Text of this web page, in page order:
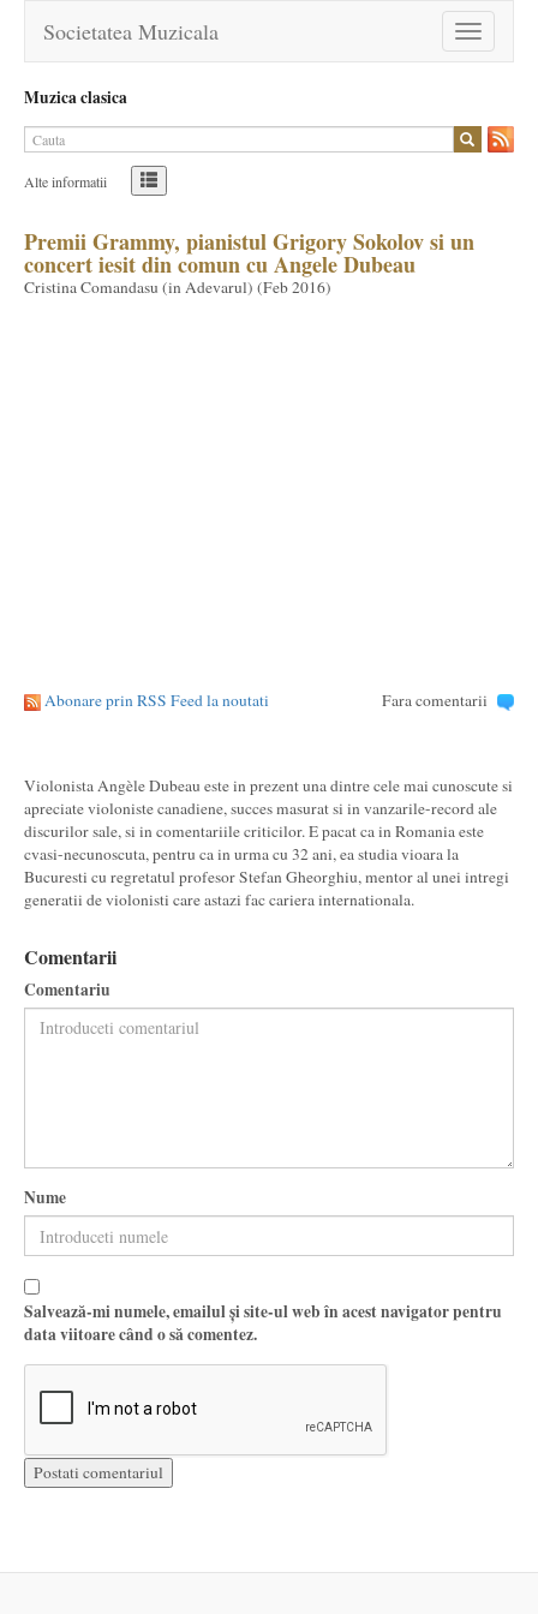
Toggle
navigation
Societatea Muzicala
Muzica clasica
Alte informatii
Premii Grammy, pianistul Grigory Sokolov si un
concert iesit din comun cu Angele Dubeau
Cristina Comandasu (in Adevarul) (Feb 2016)
Abonare prin RSS Feed la noutati Fara comentarii
Violonista Angèle Dubeau este in prezent una dintre cele mai cunoscute si
apreciate violoniste canadiene, succes masurat si in vanzarile-record ale
discurilor sale, si in comentariile criticilor. E pacat ca in Romania este
cvasi-necunoscuta, pentru ca in urma cu 32 ani, ea studia vioara la
Bucuresti cu regretatul profesor Stefan Gheorghiu, mentor al unei intregi
generatii de violonisti care astazi fac cariera internationala.
Comentarii
Comentariu
Nume
Salvează-mi numele, emailul și site-ul web în acest navigator pentru
data viitoare când o să comentez.